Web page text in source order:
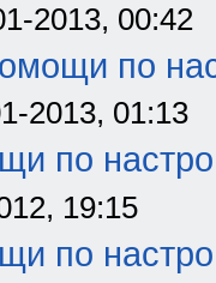
2013, 00:42
по
2013, 01:13
по
19:15
по